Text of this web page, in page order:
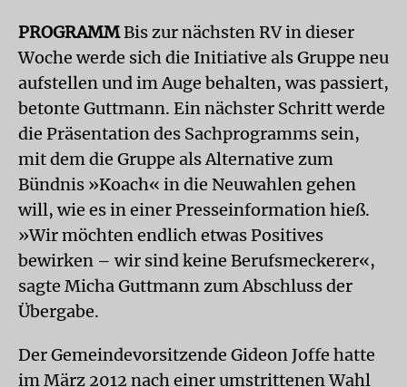
PROGRAMMBis zur nächsten RV in dieser
Woche werde sich die Initiative als Gruppe neu
aufstellen und im Auge behalten, was passiert,
betonte Guttmann. Ein nächster Schritt werde
die Präsentation des Sachprogramms sein,
mit dem die Gruppe als Alternative zum
Bündnis »Koach« in die Neuwahlen gehen
will, wie es in einer Presseinformation hieß.
»Wir möchten endlich etwas Positives
bewirken – wir sind keine Berufsmeckerer«,
sagte Micha Guttmann zum Abschluss der
Übergabe.
Der Gemeindevorsitzende Gideon Joffe hatte
im März 2012 nach einer umstrittenen Wahl